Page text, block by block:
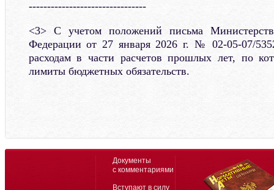
--------------------------------
<3> С учетом положений письма
Федерации от 27 января 2026 г. № 02-05-07/
расходам в части расчетов прошлых лет, по
лимиты бюджетных обязательств.
Документы
с комментариями
Вступают в силу